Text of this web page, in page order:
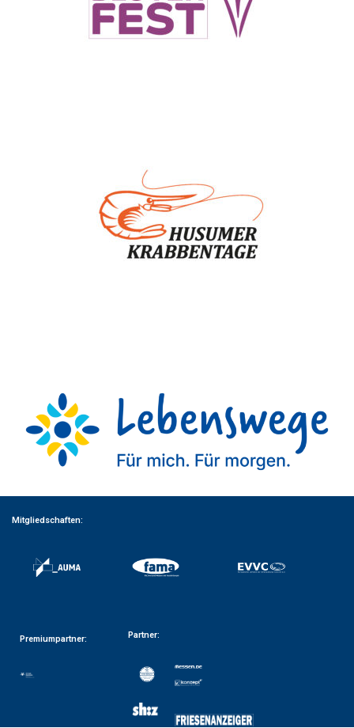
Mitgliedschaften:
Premiumpartner: Partner: